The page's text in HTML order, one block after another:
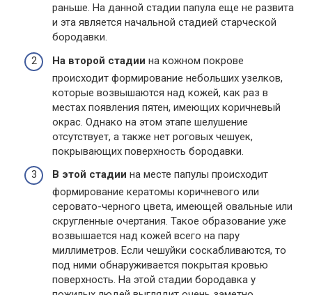
раньше. На данной стадии папула еще не развита
и эта является начальной стадией старческой
бородавки.
На второй стадии на кожном покрове
происходит формирование небольших узелков,
которые возвышаются над кожей, как раз в
местах появления пятен, имеющих коричневый
окрас. Однако на этом этапе шелушение
отсутствует, а также нет роговых чешуек,
покрывающих поверхность бородавки.
В этой стадии на месте папулы происходит
формирование кератомы коричневого или
серовато-черного цвета, имеющей овальные или
скругленные очертания. Такое образование уже
возвышается над кожей всего на пару
миллиметров. Если чешуйки соскабливаются, то
под ними обнаруживается покрытая кровью
поверхность. На этой стадии бородавка у